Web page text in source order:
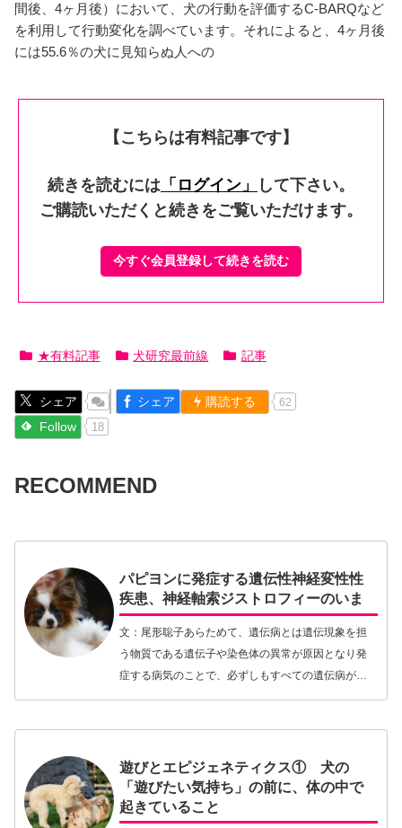
間後、4ヶ月後）において、犬の行動を評価するC-BARQなど
を利用して行動変化を調べています。それによると、4ヶ月後
には55.6％の犬に見知らぬ人への
【こちらは有料記事です】
続きを読むには 「ログイン」
して下さい。
ご購読いただくと続きをご覧いただけます。
今すぐ会員登録して続きを読む
★有料記事 犬研究最前線 記事
シェア シェア 購読する 62
Follow 18
RECOMMEND
パピヨンに発症する遺伝性神経変性性
疾患、神経軸索ジストロフィーのいま
文：尾形聡子あらためて、遺伝病とは遺伝現象を担
う物質である遺伝子や染色体の異常が原因となり発
症する病気のことで、必ずしもすべての遺伝病が親
から子へと伝えられるものではありません。です
遊びとエピジェネティクス① 犬の
「遊びたい気持ち」の前に、体の中で
起きていること